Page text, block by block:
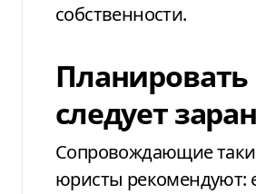
собственности.
Планировать
следует
Сопровождающие
юристы рекомендуют: